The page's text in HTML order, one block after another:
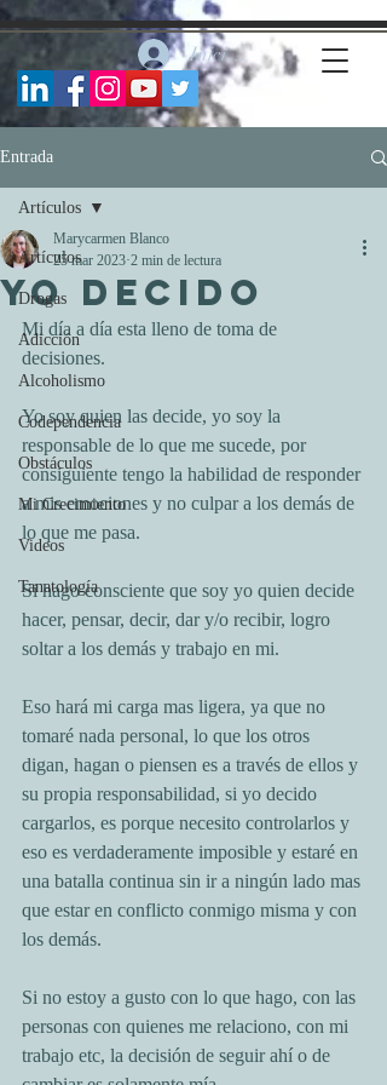
https://www.facebook.com/marycarmenblancofernandez
Iniciar sesión
Entrada
Artículos
Drogas
Adicción
Alcoholismo
Codependencia
Obstáculos
Mi Crecimiento
Videos
Tanatología
Artículos
YO DECIDO
Marycarmen Blanco
25 mar 2023 2 min de lectura
Mi día a día esta lleno de toma de
decisiones.
Yo soy quien las decide, yo soy la
responsable de lo que me sucede, por
consiguiente tengo la habilidad de responder
a mis emociones y no culpar a los demás de
lo que me pasa.
Si hago consciente que soy yo quien decide
hacer, pensar, decir, dar y/o recibir, logro
soltar a los demás y trabajo en mi.
Eso hará mi carga mas ligera, ya que no
tomaré nada personal, lo que los otros
digan, hagan o piensen es a través de ellos y
su propia responsabilidad, si yo decido
cargarlos, es porque necesito controlarlos y
eso es verdaderamente imposible y estaré en
una batalla continua sin ir a ningún lado mas
que estar en conflicto conmigo misma y con
los demás.
Si no estoy a gusto con lo que hago, con las
personas con quienes me relaciono, con mi
trabajo etc, la decisión de seguir ahí o de